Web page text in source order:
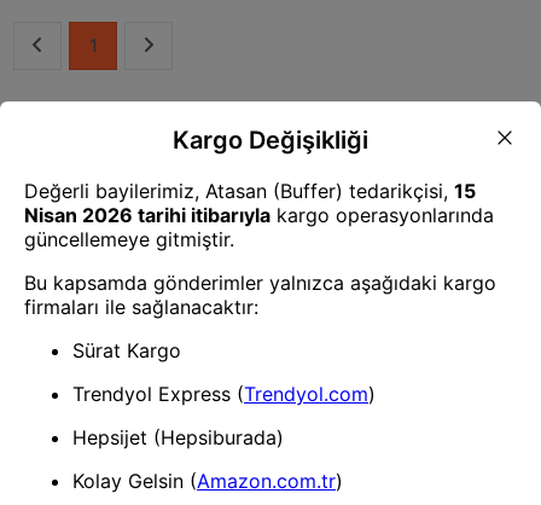
1
yönetin!
Uygulamayı İndir
App Store
Uygulamayı İndir
Google Play